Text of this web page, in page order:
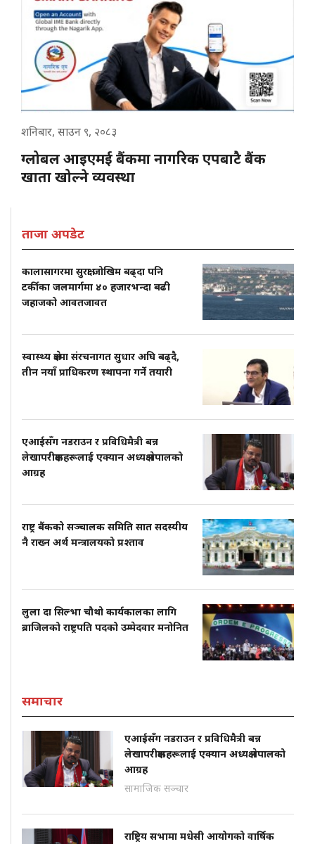
शनिबार, साउन ९, २०८३
ग्लोबल आइएमई बैंकमा नागरिक एपबाटै बैंक
खाता खोल्ने व्यवस्था
ताजा अपडेट
कालासागरमा सुरक्षा जोखिम बढ्दा पनि
टर्कीका जलमार्गमा ४० हजारभन्दा बढी
जहाजको आवतजावत
स्वास्थ्य क्षेत्रमा संरचनागत सुधार अघि बढ्दै,
तीन नयाँ प्राधिकरण स्थापना गर्ने तयारी
एआईसँग नडराउन र प्रविधिमैत्री बन्न
लेखापरीक्षकहरूलाई एक्यान अध्यक्ष नेपालको
आग्रह
राष्ट्र बैंकको सञ्चालक समिति सात सदस्यीय
नै राख्न अर्थ मन्त्रालयको प्रश्ताव
लुला दा सिल्भा चौथो कार्यकालका लागि
ब्राजिलको राष्ट्रपति पदको उम्मेदवार मनोनित
समाचार
एआईसँग नडराउन र प्रविधिमैत्री बन्न
लेखापरीक्षकहरूलाई एक्यान अध्यक्ष नेपालको
आग्रह
सामाजिक सञ्चार
राष्ट्रिय सभामा मधेसी आयोगको वार्षिक